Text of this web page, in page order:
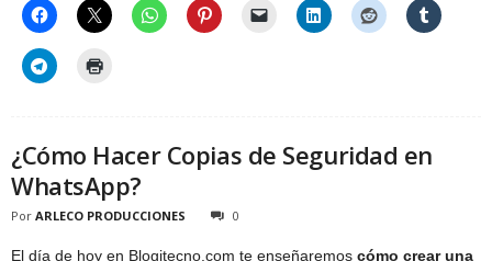
¿Cómo Hacer Copias de Seguridad en
WhatsApp?
Por ARLECO PRODUCCIONES 0
El día de hoy en Blogitecno.com te enseñaremos cómo crear una